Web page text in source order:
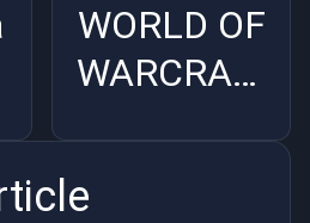
WORLD OF
WARCRAFT: